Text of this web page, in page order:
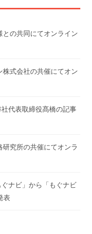
との共同にてオンライン
株式会社の共催にてオン
代表取締役髙橋の記事
究所の共催にてオンラ
ナビ」から「もぐナビ
表